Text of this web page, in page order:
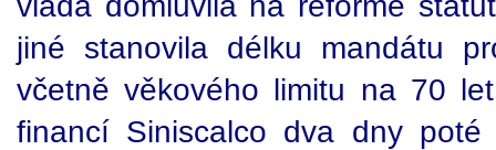
jiné stanovila délku mandátu
včetně věkového limitu na 70
financí Siniscalco dva dny